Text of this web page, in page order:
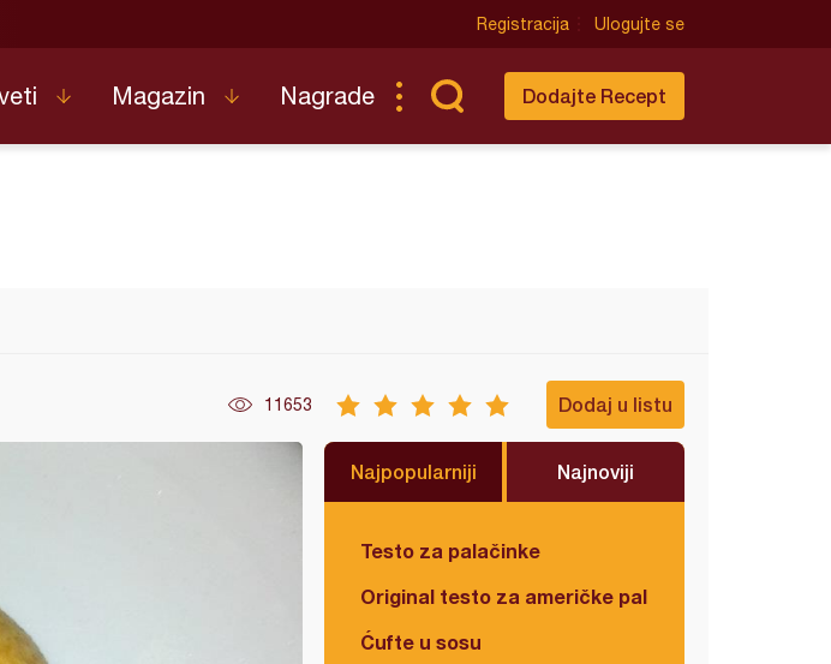
Registracija Ulogujte se
Magazin Nagrade Dodajte Recept
11653 Dodaj u listu
Najpopularniji Najnoviji
Testo za palačinke
Original testo za američke palačinke
Ćufte u sosu